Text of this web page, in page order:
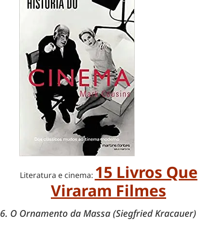
Literatura e cinema: 15 Livros Que
Viraram Filmes
6. O Ornamento da Massa(Siegfried Kracauer)